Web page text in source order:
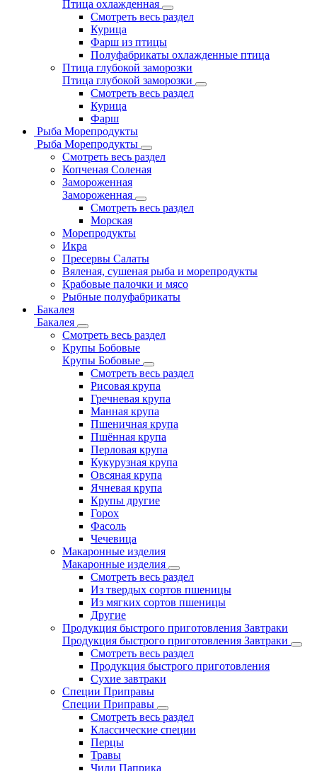
Птица охлажденная
Смотреть весь раздел
Курица
Фарш из птицы
Полуфабрикаты охлажденные птица
Птица глубокой заморозки
Птица глубокой заморозки
Смотреть весь раздел
Курица
Фарш
Рыба Морепродукты
Рыба Морепродукты
Смотреть весь раздел
Копченая Соленая
Замороженная
Замороженная
Смотреть весь раздел
Морская
Морепродукты
Икра
Пресервы Салаты
Вяленая, сушеная рыба и морепродукты
Крабовые палочки и мясо
Рыбные полуфабрикаты
Бакалея
Бакалея
Смотреть весь раздел
Крупы Бобовые
Крупы Бобовые
Смотреть весь раздел
Рисовая крупа
Гречневая крупа
Манная крупа
Пшеничная крупа
Пшённая крупа
Перловая крупа
Кукурузная крупа
Овсяная крупа
Ячневая крупа
Крупы другие
Горох
Фасоль
Чечевица
Макаронные изделия
Макаронные изделия
Смотреть весь раздел
Из твердых сортов пшеницы
Из мягких сортов пшеницы
Другие
Продукция быстрого приготовления Завтраки
Продукция быстрого приготовления Завтраки
Смотреть весь раздел
Продукция быстрого приготовления
Сухие завтраки
Специи Приправы
Специи Приправы
Смотреть весь раздел
Классические специи
Перцы
Травы
Чили Паприка